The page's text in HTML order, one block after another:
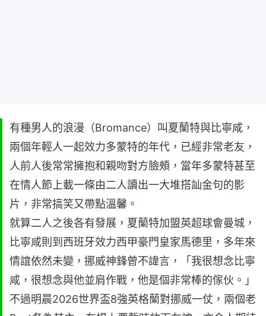
有種男人的浪漫（Bromance）叫夏蘭特與比寧咸，
兩個年輕人一起效力多蒙特的年代，已經非常老友，
人前人後常常擁抱和親吻對方臉頰，當年多蒙特甚至
在情人節上載一條由二人讀出一大堆搭訕金句的影
片，非常搞笑又帶點溫馨。
就算二人之後各有發展，夏蘭特加盟英超球會曼城，
比寧咸則到西班牙效力西甲豪門皇家馬德里，多年來
情誼依然未變，挪威神鋒曾不諱言，「我很想念比寧
咸，很想念與他並肩作戰，他是個非常棒的傢伙。」
不過明晨2026世界盃8強英格蘭對挪威一仗，兩個老